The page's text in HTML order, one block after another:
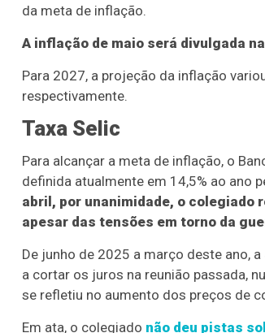
da meta de inflação.
A inflação de maio será divulgada
Para 2027, a projeção da inflação
respectivamente.
Taxa Selic
Para alcançar a meta de inflação, o
definida atualmente em 14,5% ao ano
abril, por unanimidade, o colegiado
apesar das tensões em torno da
De junho de 2025 a março deste ano,
a cortar os juros na reunião passada,
se refletiu no aumento dos preços de
Em ata, o colegiado não deu pistas